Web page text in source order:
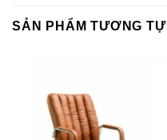
SẢN PHẨM TƯƠNG TỰ